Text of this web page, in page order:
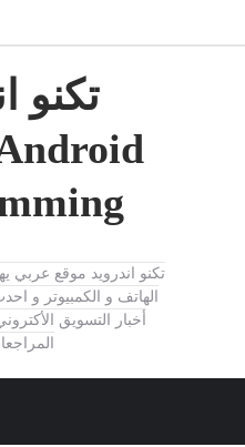
تكنو
تكنو اندرويد موقع عربي
الهاتف و الكمبيوتر و
أخبار التسويق